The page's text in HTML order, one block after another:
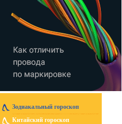
Зодиакальный гороскоп
Китайский гороскоп